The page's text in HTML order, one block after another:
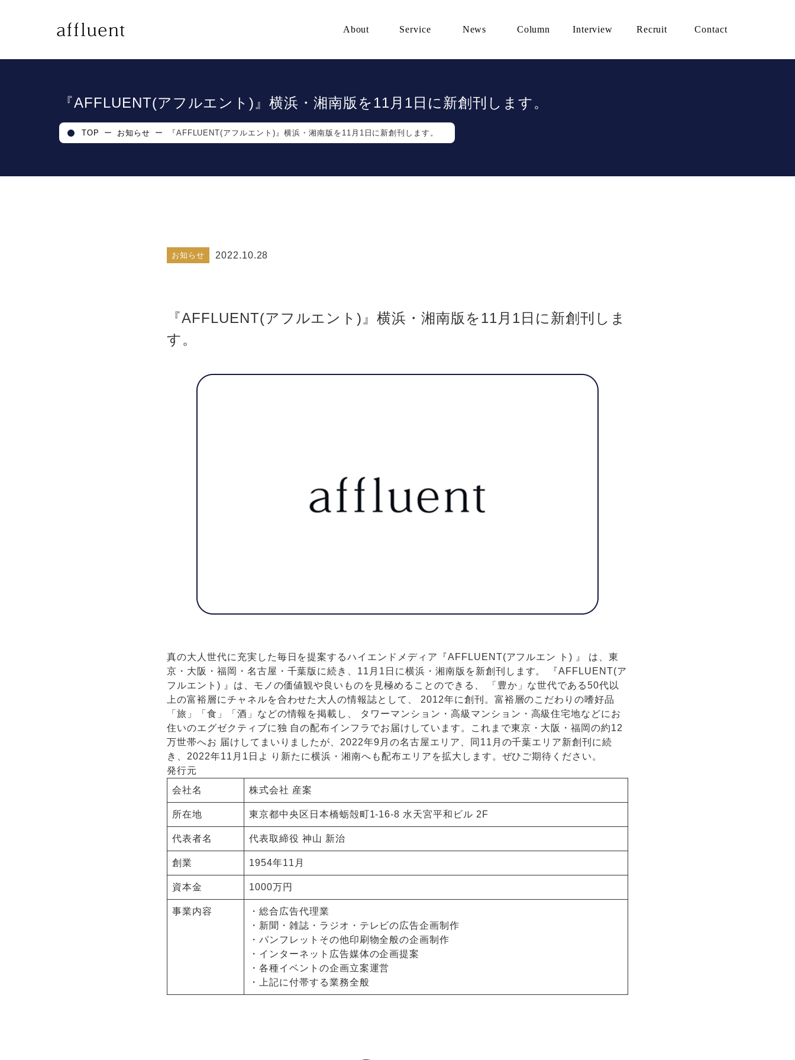
About Service News Column Interview Recruit Contact
『AFFLUENT(アフルエント)』横浜・湘南版を11月1日に新創刊します。
TOP ー お知らせ ー 『AFFLUENT(アフルエント)』横浜・湘南版を11月1日に新創刊します。
お知らせ 2022.10.28
『AFFLUENT(アフルエント)』横浜・湘南版を11月1日に新創刊しま
す。
真の大人世代に充実した毎日を提案するハイエンドメディア『AFFLUENT(アフルエン ト) 』 は、東
京・大阪・福岡・名古屋・千葉版に続き、11月1日に横浜・湘南版を新創刊します。 『AFFLUENT(ア
フルエント) 』は、モノの価値観や良いものを見極めることのできる、 「豊か」な世代である50代以
上の富裕層にチャネルを合わせた大人の情報誌として、 2012年に創刊。富裕層のこだわりの嗜好品
「旅」「食」「酒」などの情報を掲載し、 タワーマンション・高級マンション・高級住宅地などにお
住いのエグゼクティブに独 自の配布インフラでお届けしています。これまで東京・大阪・福岡の約12
万世帯へお 届けしてまいりましたが、2022年9月の名古屋エリア、同11月の千葉エリア新創刊に続
き、2022年11月1日よ り新たに横浜・湘南へも配布エリアを拡大します。ぜひご期待ください。
発行元
会社名
株式会社 産案
所在地 東京都中央区日本橋蛎殻町1-16-8 水天宮平和ビル 2F
代表者名 代表取締役 神山 新治
創業 1954年11月
資本金 1000万円
事業内容
・総合広告代理業
・新聞・雑誌・ラジオ・テレビの広告企画制作
・パンフレットその他印刷物全般の企画制作
・インターネット広告媒体の企画提案
・各種イベントの企画立案運営
・上記に付帯する業務全般